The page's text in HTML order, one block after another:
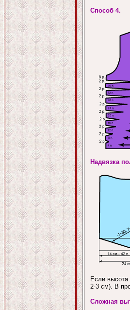
Способ 4.
Надвязка
Если
2-3 см). В
Сложная